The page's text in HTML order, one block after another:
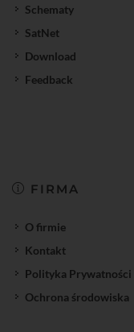
Schematy
SatNet
Download
Feedback
FIRMA
O firmie
Kontakt
Polityka Prywatności
Ochrona środowiska